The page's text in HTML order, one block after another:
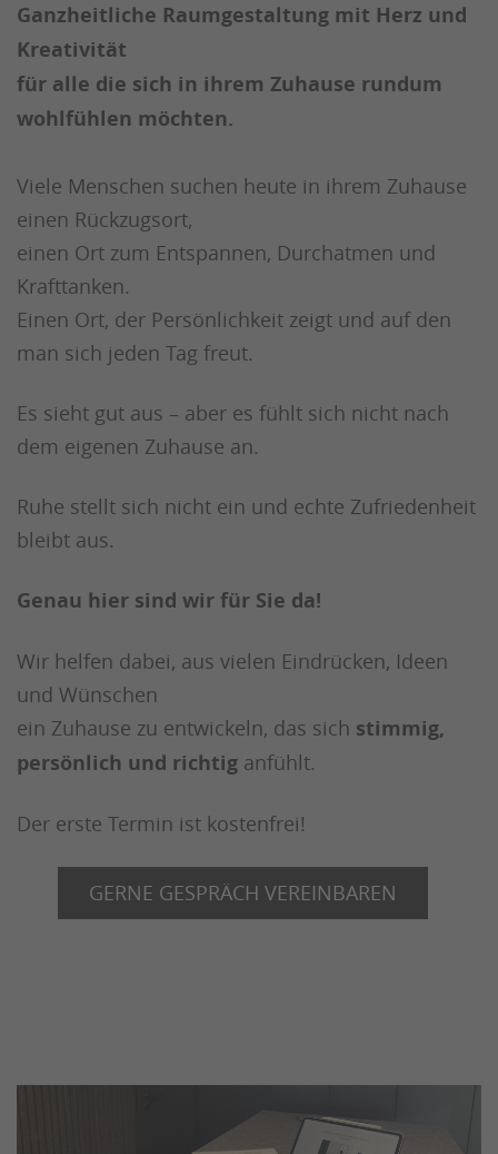
Ganzheitliche Raumgestaltung mit Herz und
Kreativität
für alle die sich in ihrem Zuhause rundum
wohlfühlen möchten.
Viele Menschen suchen heute in ihrem Zuhause
einen Rückzugsort,
einen Ort zum Entspannen, Durchatmen und
Krafttanken.
Einen Ort, der Persönlichkeit zeigt und auf den
man sich jeden Tag freut.
Es sieht gut aus – aber es fühlt sich nicht nach
dem eigenen Zuhause an.
Ruhe stellt sich nicht ein und echte Zufriedenheit
bleibt aus.
Genau hier sind wir für Sie da!
Wir helfen dabei, aus vielen Eindrücken, Ideen
und Wünschen
ein Zuhause zu entwickeln, das sich stimmig,
persönlich und richtig anfühlt.
Der erste Termin ist kostenfrei!
GERNE GESPRÄCH VEREINBAREN